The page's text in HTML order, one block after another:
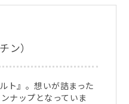
ン）
ト』。想いが詰まった
ナップとなっていま